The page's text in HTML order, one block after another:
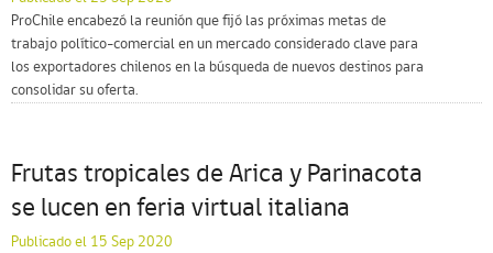
ProChile encabezó la reunión que fijó las próximas metas de
trabajo político-comercial en un mercado considerado clave para
los exportadores chilenos en la búsqueda de nuevos destinos para
consolidar su oferta.
Frutas tropicales de Arica y Parinacota
se lucen en feria virtual italiana
Publicado el 15 Sep 2020